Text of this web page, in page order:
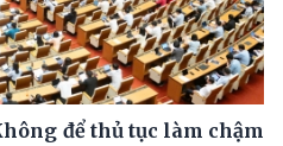
để thủ tục làm chậm